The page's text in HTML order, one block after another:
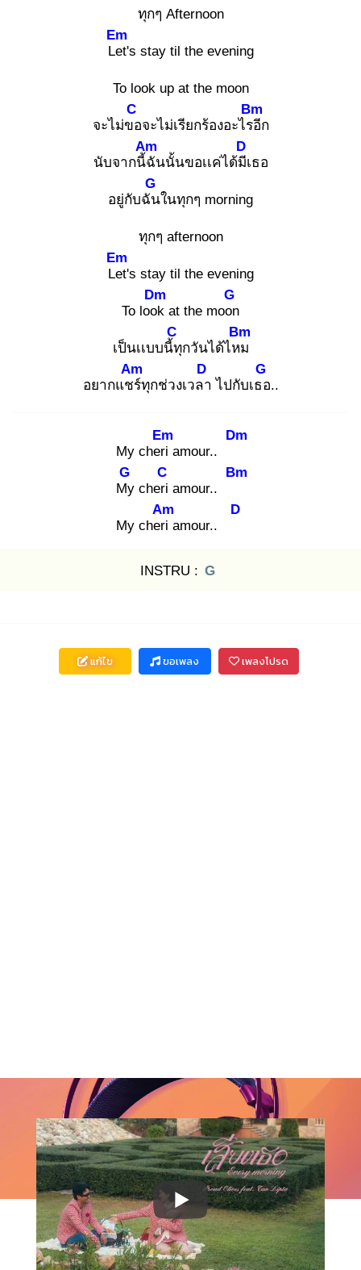
ทุกๆ Afternoon
Let
Em
's stay til the evening
To look up at the moon
จะไม่ขอ
C
จะไม่เรียกร้องอะไรอี
Bm
ก
นับจากนี้ฉั
Am
นนั้นขอเเค่ได้มีเ
D
ธอ
อยู่กับฉัน
G
ในทุกๆ morning
ทุกๆ afternoon
Let
Em
's stay til the evening
To look
Dm
at the moon
G
เป็นเเบบนี้ทุ
C
กวันได้ไหม
Bm
อยากแชร์
Am
ทุกช่วงเวลา
D
ไปกับเธอ
G
..
My cheri
Em
amour..
Dm
My
G
cheri
C
amour..
Bm
My cheri
Am
amour..
D
INSTRU : G
แก้ไข ขอเพลง เพลงโปรด